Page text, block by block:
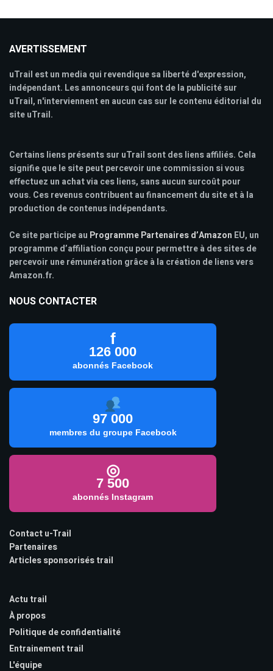
AVERTISSEMENT
uTrail est un media qui revendique sa liberté d'expression,
indépendant. Les annonceurs qui font de la publicité sur
uTrail, n'interviennent en aucun cas sur le contenu éditorial du
site uTrail.
Certains liens présents sur uTrail sont des liens affiliés. Cela
signifie que le site peut percevoir une commission si vous
effectuez un achat via ces liens, sans aucun surcoût pour
vous. Ces revenus contribuent au financement du site et à la
production de contenus indépendants.
Ce site participe au Programme Partenaires d’Amazon EU, un
programme d’affiliation conçu pour permettre à des sites de
percevoir une rémunération grâce à la création de liens vers
Amazon.fr.
NOUS CONTACTER
f
126 000
abonnés Facebook
97 000
membres du groupe Facebook
◎
7 500
abonnés Instagram
Contact u-Trail
Partenaires
Articles sponsorisés trail
Actu trail
À propos
Politique de confidentialité
Entrainement trail
L'équipe